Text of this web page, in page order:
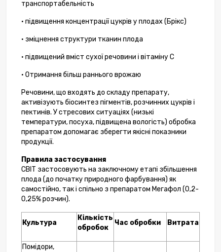
транспортабельність
• підвищення концентрації цукрів у плодах (Брікс)
• зміцнення структури тканин плода
• підвищений вміст сухої речовини і вітаміну С
• Отримання більш раннього врожаю
Речовини, що входять до складу препарату,
активізують біосинтез пігментів, розчинних цукрів і
пектинів. У стресових ситуаціях (низькі
температури, посуха, підвищена вологість) обробка
препаратом допомагає зберегти якісні показники
продукції.
Правила застосування
СВІТ застосовують на заключному етапі збільшення
плода (до початку природного фарбування) як
самостійно, так і спільно з препаратом Мегафол (0,2-
0,25% розчин).
Культура
Кількість
обробок
Час обробки Витрата
Помідори,